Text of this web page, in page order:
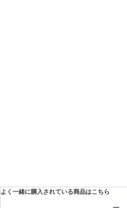
よく一緒に購入されている商品はこちら